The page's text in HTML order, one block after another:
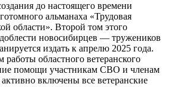
до настоящего времени
альманаха «Трудовая
области». Второй том этого
новосибирцев — тружеников
издать к апрелю 2025 года.
областного ветеранского
помощи участникам СВО и членам
включены все ветеранские